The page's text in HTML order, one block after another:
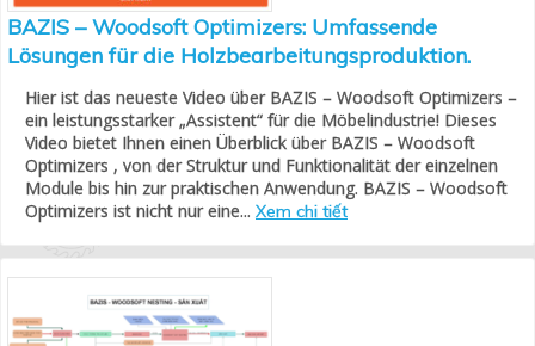
BAZIS – Woodsoft Optimizers: Umfassende
Lösungen für die Holzbearbeitungsproduktion.
Hier ist das neueste Video über BAZIS – Woodsoft Optimizers –
ein leistungsstarker „Assistent“ für die Möbelindustrie! Dieses
Video bietet Ihnen einen Überblick über BAZIS – Woodsoft
Optimizers , von der Struktur und Funktionalität der einzelnen
Module bis hin zur praktischen Anwendung. BAZIS – Woodsoft
Optimizers ist nicht nur eine... Xem chi tiết